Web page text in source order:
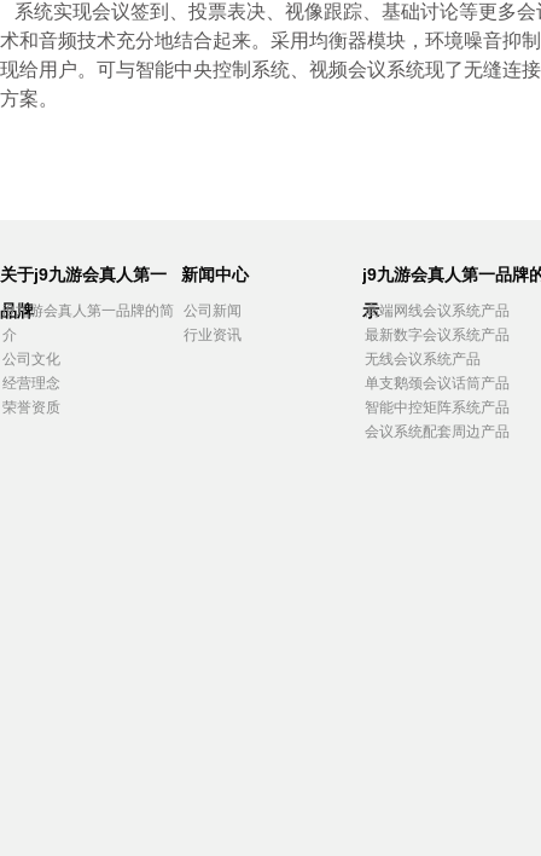
系统实现会议签到、投票表决、视像跟踪、基础讨论等更多
术和音频技术充分地结合起来。采用均衡器模块，环境噪音抑
现给用户。可与智能中央控制系统、视频会议系统现了无缝连
方案。
关于j9九游会真人第一
品牌
j9九游会真人第一品牌的简
介
公司文化
经营理念
荣誉资质
新闻中心
公司新闻
行业资讯
j9九游会真人第一品牌
示
高端网线会议系统产品
最新数字会议系统产品
无线会议系统产品
单支鹅颈会议话筒产品
智能中控矩阵系统产品
会议系统配套周边产品